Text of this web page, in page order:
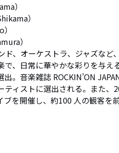
）
）
）
ド、オーケストラ、ジャズな
で、日常に華やかな彩りを与え
。音楽雑誌 ROCKIN’ON
ティストに選出される。また
を開催し、約100 人の観客を